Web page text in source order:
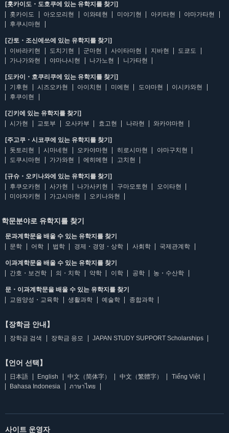
[홋카이도・도호쿠에 있는 유학지를 찾기]
홋카이도
아오모리현 이와테현 미야기현 아키타현
야마가타현
후쿠시마현
[간토・조신에쓰에 있는 유학지를 찾기]
이바라키현
도치기현 군마현 사이타마현 지바현
도쿄도
가나가와현
야마나시현 나가노현 니가타현
[도카이・호쿠리쿠에 있는 유학지를 찾기]
기후현
시즈오카현 아이치현 미에현 도야마현
이시카와현
후쿠이현
[긴키에 있는 유학지를 찾기]
시가현
교토부 오사카부 효고현 나라현 와카야마현
[주고쿠・시코쿠에 있는 유학지를 찾기]
돗토리현
시마네현 오카야마현 히로시마현
야마구치현
도쿠시마현
가가와현 에히메현 고치현
[규슈・오키나와에 있는 유학지를 찾기]
후쿠오카현
사가현 나가사키현 구마모토현
오이타현
미야자키현
가고시마현 오키나와현
학문분야로 유학지를 찾기
문과계학문을 배울 수 있는 유학지를 찾기
문학
어학 법학 경제・경영・상학 사회학 국제관계학
이과계학문을 배울 수 있는 유학지를 찾기
간호・보건학
의・치학 약학 이학 공학 농・수산학
문・이과계학문을 배울 수 있는 유학지를 찾기
교원양성・교육학
생활과학 예술학 종합과학
【장학금 안내】
장학금 검색 장학금 응모 JAPAN STUDY SUPPORT Scholarships
【언어 선택】
日本語 English 中文（简体字） 中文（繁體字）
Tiếng Việt
Bahasa Indonesia
ภาษาไทย
사이트 운영자